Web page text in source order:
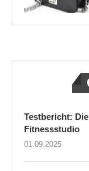
Testbericht:
Fitnessstudio
01.09.2025